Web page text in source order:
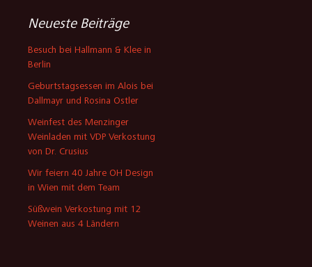
Neueste Beiträge
Besuch bei Hallmann & Klee in
Berlin
Geburtstagsessen im Alois bei
Dallmayr und Rosina Ostler
Weinfest des Menzinger
Weinladen mit VDP Verkostung
von Dr. Crusius
Wir feiern 40 Jahre OH Design
in Wien mit dem Team
Süßwein Verkostung mit 12
Weinen aus 4 Ländern